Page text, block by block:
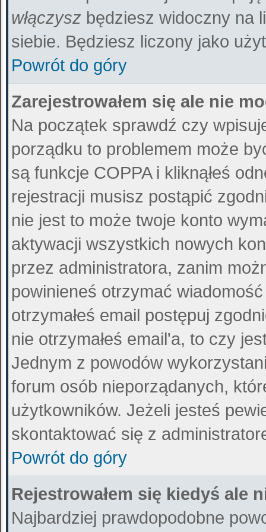
włączysz będziesz widoczny na
siebie. Będziesz liczony jako
Powrót do góry
Zarejestrowałem się ale nie
Na początek sprawdź czy
porządku to problemem może
są funkcje COPPA i kliknąłeś
rejestracji musisz postąpić
nie jest to może twoje konto
aktywacji wszystkich nowych
przez administratora, zanim
powinieneś otrzymać
otrzymałeś email postępuj
nie otrzymałeś email'a, to czy
Jednym z powodów
forum osób nieporządanych,
użytkowników. Jeżeli jesteś
skontaktować się z
Powrót do góry
Rejestrowałem się kiedyś ale
Najbardziej prawdopodobne